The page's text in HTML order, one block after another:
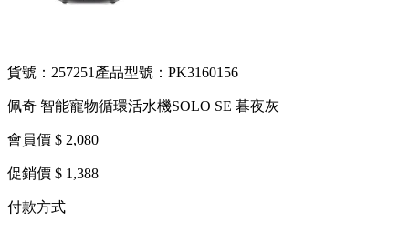
貨號：257251 產品型號：PK3160156
佩奇 智能寵物循環活水機SOLO SE 暮夜灰
會員價 $ 2,080
促銷價 $ 1,388
付款方式